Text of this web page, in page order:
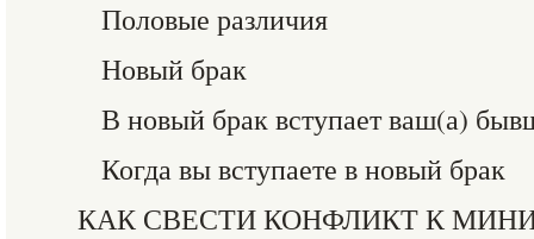
Половые различия
Новый брак
В новый брак вступает ваш(а)
Когда вы вступаете в новый брак
КАК СВЕСТИ КОНФЛИКТ К